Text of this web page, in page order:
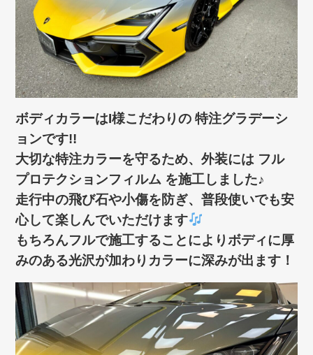
ボディカラーはI様こだわりの 特注グラデーシ
ョンです!!
大切な特注カラーを守るため、外装には フル
プロテクションフィルム を施工しました♪
走行中の飛び石や小傷を防ぎ、普段使いでも安
心して楽しんでいただけます
もちろんフルで施工することによりボディに厚
みのある光沢が加わりカラーに深みが出ます！